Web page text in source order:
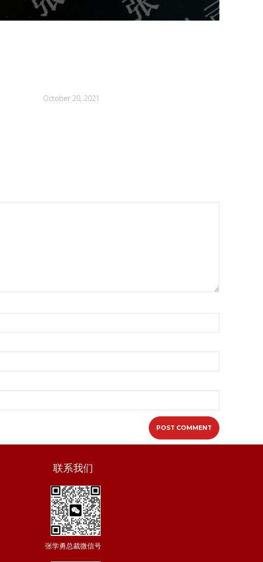
October 20, 2021
联系我们
张学勇总裁微信号